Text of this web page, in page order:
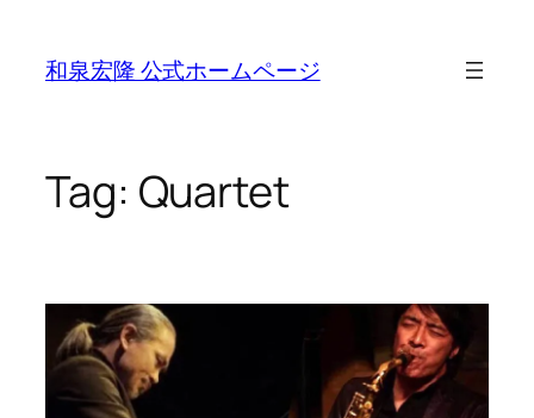
content
和泉宏隆 公式ホームページ
Tag: Quartet